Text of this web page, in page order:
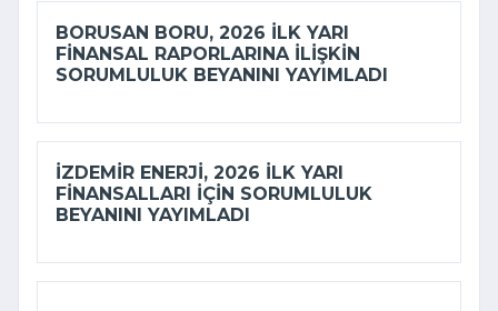
BORUSAN BORU, 2026 ILK YARI
FINANSAL RAPORLARINA ILIŞKIN
SORUMLULUK BEYANINI YAYIMLADI
İZDEMİR ENERJI, 2026 ILK YARI
FINANSALLARI IÇIN SORUMLULUK
BEYANINI YAYIMLADI